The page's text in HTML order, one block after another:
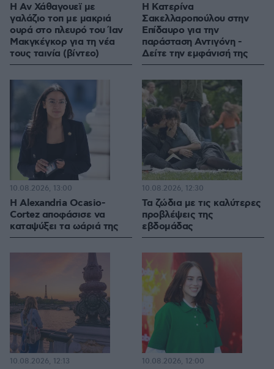
Η Αν Χάθαγουεϊ με
γαλάζιο τοπ με μακριά
ουρά στο πλευρό του Ίαν
Μακγκέγκορ για τη νέα
τους ταινία (βίντεο)
Η Κατερίνα
Σακελλαροπούλου στην
Επίδαυρο για την
παράσταση Αντιγόνη -
Δείτε την εμφάνισή της
Η Alexandria Ocasio-
Cortez αποφάσισε να
καταψύξει τα ωάριά της
10.08.2026, 13:00
Τα ζώδια με τις καλύτερες
προβλέψεις της
εβδομάδας
10.08.2026, 12:30
10.08.2026, 12:13 10.08.2026, 12:00